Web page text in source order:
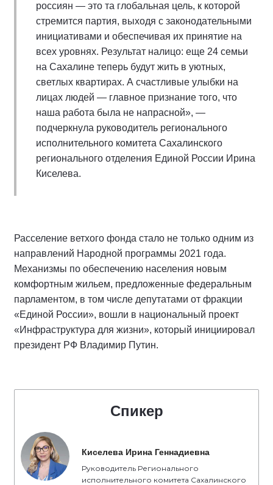
россиян — это та глобальная цель, к которой
стремится партия, выходя с законодательными
инициативами и обеспечивая их принятие на
всех уровнях. Результат налицо: еще 24 семьи
на Сахалине теперь будут жить в уютных,
светлых квартирах. А счастливые улыбки на
лицах людей — главное признание того, что
наша работа была не напрасной», —
подчеркнула руководитель регионального
исполнительного комитета Сахалинского
регионального отделения Единой России Ирина
Киселева.
Расселение ветхого фонда стало не только одним из
направлений Народной программы 2021 года.
Механизмы по обеспечению населения новым
комфортным жильем, предложенные федеральным
парламентом, в том числе депутатами от фракции
«Единой России», вошли в национальный проект
«Инфраструктура для жизни», который инициировал
президент РФ Владимир Путин.
Спикер
Киселева Ирина Геннадиевна
Руководитель Регионального
исполнительного комитета Сахалинского